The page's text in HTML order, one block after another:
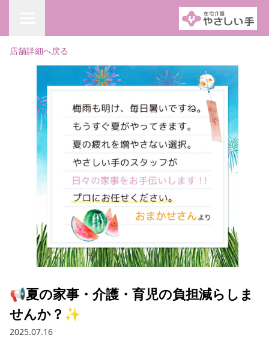
店舗詳細へ戻る
📢夏の家事・介護・育児の負担減らしま
せんか？✨
2025.07.16